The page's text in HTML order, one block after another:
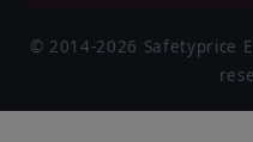
© 2014-2026 Safetyprice